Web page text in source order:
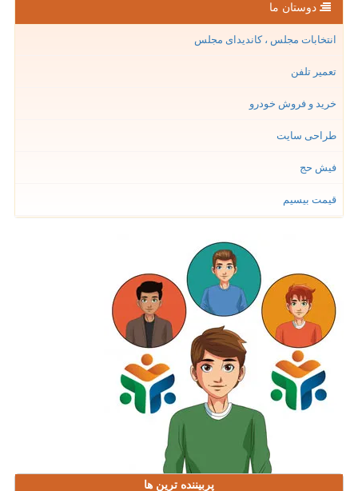
دوستان ما
انتخابات مجلس ، کاندیدای مجلس
تعمیر تلفن
خرید و فروش خودرو
طراحی سایت
فیش حج
قیمت بیسیم
پربیننده ترین ها